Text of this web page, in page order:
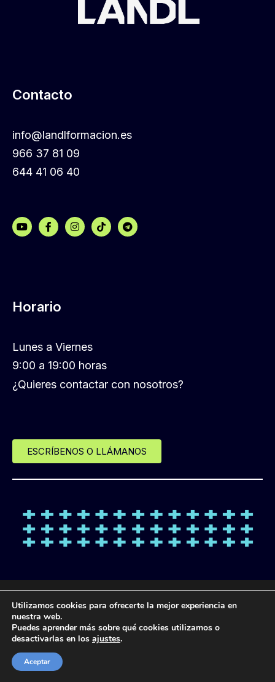
Contacto
info@landlformacion.es
966 37 81 09
644 41 06 40
Horario
Lunes a Viernes
9:00 a 19:00 horas
¿Quieres contactar con nosotros?
ESCRÍBENOS O LLÁMANOS
© Desde 2013 LANDL FORMACIÓN
POLÍTICA DE
POLÍTICA DE
POLÍTICA DE
Utilizamos cookies para ofrecerte la mejor experiencia en
nuestra web.
Puedes aprender más sobre qué cookies utilizamos o
desactivarlas en los ajustes.
Aceptar